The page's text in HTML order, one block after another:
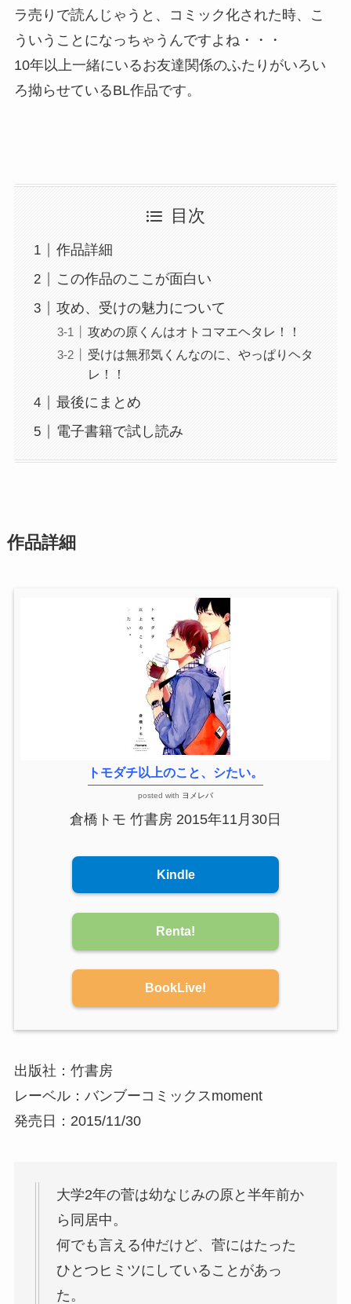
ラ売りで読んじゃうと、コミック化された時、こ
ういうことになっちゃうんですよね・・・
10年以上一緒にいるお友達関係のふたりがいろい
ろ拗らせているBL作品です。
目次
作品詳細
この作品のここが面白い
攻め、受けの魅力について
攻めの原くんはオトコマエヘタレ！！
受けは無邪気くんなのに、やっぱりヘタ
レ！！
最後にまとめ
電子書籍で試し読み
作品詳細
トモダチ以上のこと、シたい。
posted with ヨメレバ
倉橋トモ 竹書房 2015年11月30日
Kindle
Renta!
BookLive!
出版社：竹書房
レーベル：バンブーコミックスmoment
発売日：2015/11/30
大学2年の菅は幼なじみの原と半年前か
ら同居中。
何でも言える仲だけど、菅にはたった
ひとつヒミツにしていることがあっ
た。